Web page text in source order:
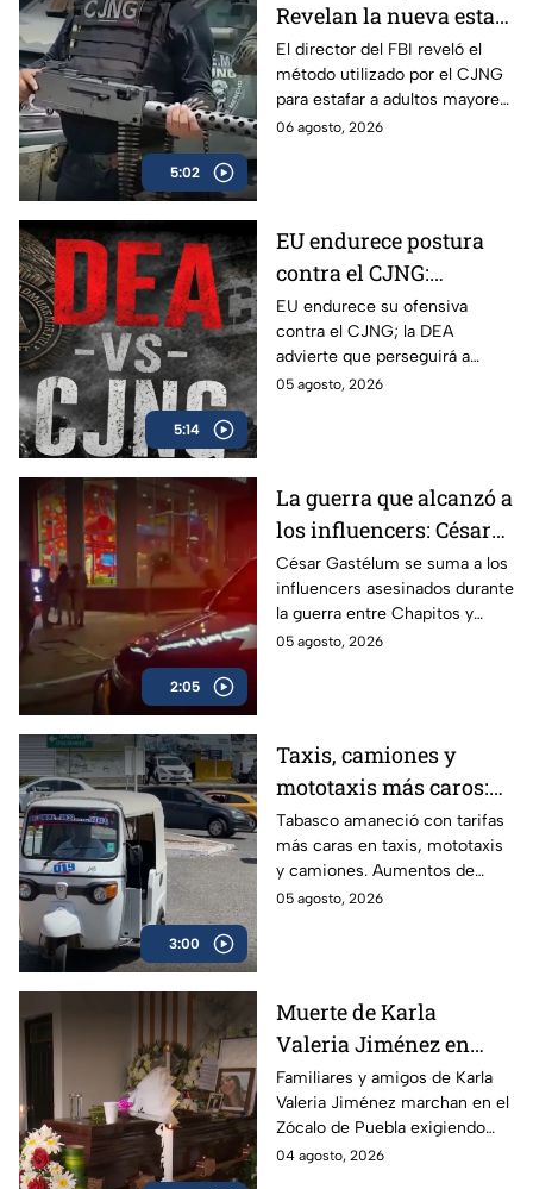
5:02
Revelan la nueva estafa
del CJNG a adultos
mayores de Estados
Unidos
El director del FBI reveló el
método utilizado por el CJNG
para estafar a adultos mayores
de Estados Unidos desde
06 agosto, 2026
5:14
EU endurece postura
contra el CJNG:
advierte que también
irá por políticos que
protejan al cártel
EU endurece su ofensiva
contra el CJNG; la DEA
advierte que perseguirá a
políticos que protejan al cártel
05 agosto, 2026
2:05
La guerra que alcanzó a
los influencers: César
Gastélum se suma a
lista de asesinados
entre guerra de
Chapitos-Mayiza
César Gastélum se suma a los
influencers asesinados durante
la guerra entre Chapitos y
Mayiza; conoce los casos
05 agosto, 2026
3:00
Taxis, camiones y
mototaxis más caros:
Tabasco eleva hasta
20% las tarifas del
transporte público
Tabasco amaneció con tarifas
más caras en taxis, mototaxis
y camiones. Aumentos de
hasta 20% golpean el bolsillo
acondicionado.
05 agosto, 2026
Muerte de Karla
Valeria Jiménez en
Puebla: familiares
denuncian violencia y
tráfico de influencias
en Fiscalía
Familiares y amigos de Karla
Valeria Jiménez marchan en el
Zócalo de Puebla exigiendo
justicia. Denuncian signos de
04 agosto, 2026